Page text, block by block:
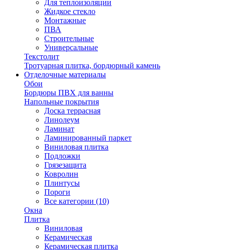
Для теплоизоляции
Жидкое стекло
Монтажные
ПВА
Строительные
Универсальные
Текстолит
Тротуарная плитка, бордюрный камень
Отделочные материалы
Обои
Бордюры ПВХ для ванны
Напольные покрытия
Доска террасная
Линолеум
Ламинат
Ламинированный паркет
Виниловая плитка
Подложки
Грязезащита
Ковролин
Плинтусы
Пороги
Все категории (10)
Окна
Плитка
Виниловая
Керамическая
Керамическая плитка